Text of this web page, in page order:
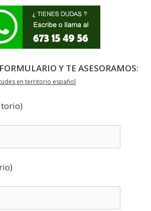
Y TE ASESORAMOS:
en territorio español